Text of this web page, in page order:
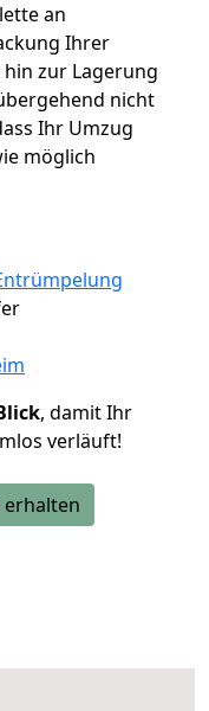
an
Ihrer
zur Lagerung
nicht
Ihr Umzug
möglich
, damit Ihr
verläuft!
erhalten